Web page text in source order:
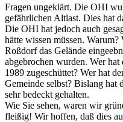
Fragen ungeklärt. Die OHI
gefährlichen Altlast. Dies hat
Die OHI hat jedoch auch
hätte wissen müssen.
Roßdorf das Gelände
abgebrochen wurden. Wer
1989 zugeschüttet? Wer hat
Gemeinde selbst? Bislang hat
sehr bedeckt gehalten.
Wie Sie sehen, waren wir
fleißig! Wir hoffen, daß dies